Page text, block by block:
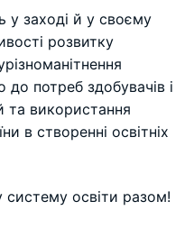
у заході й у своєму
розвитку
до потреб здобувачів і
та використання
в створенні освітніх
освіти разом!